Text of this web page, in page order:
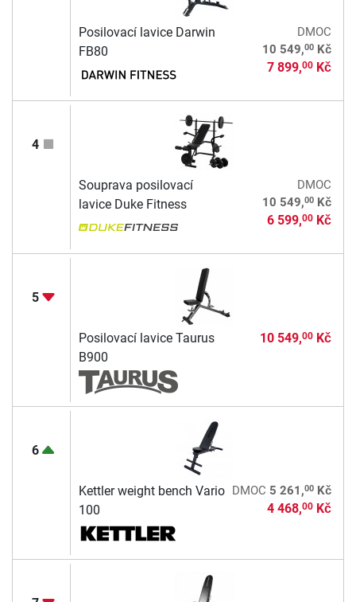
Posilovací lavice Darwin
FB80
DMOC
10 549,00Kč
7 899,00Kč
4
Souprava posilovací
lavice Duke Fitness
DMOC
10 549,00Kč
6 599,00Kč
5
Posilovací lavice Taurus
B900
10 549,00Kč
6
Kettler weight bench Vario
100
DMOC 5 261,00Kč
4 468,00Kč